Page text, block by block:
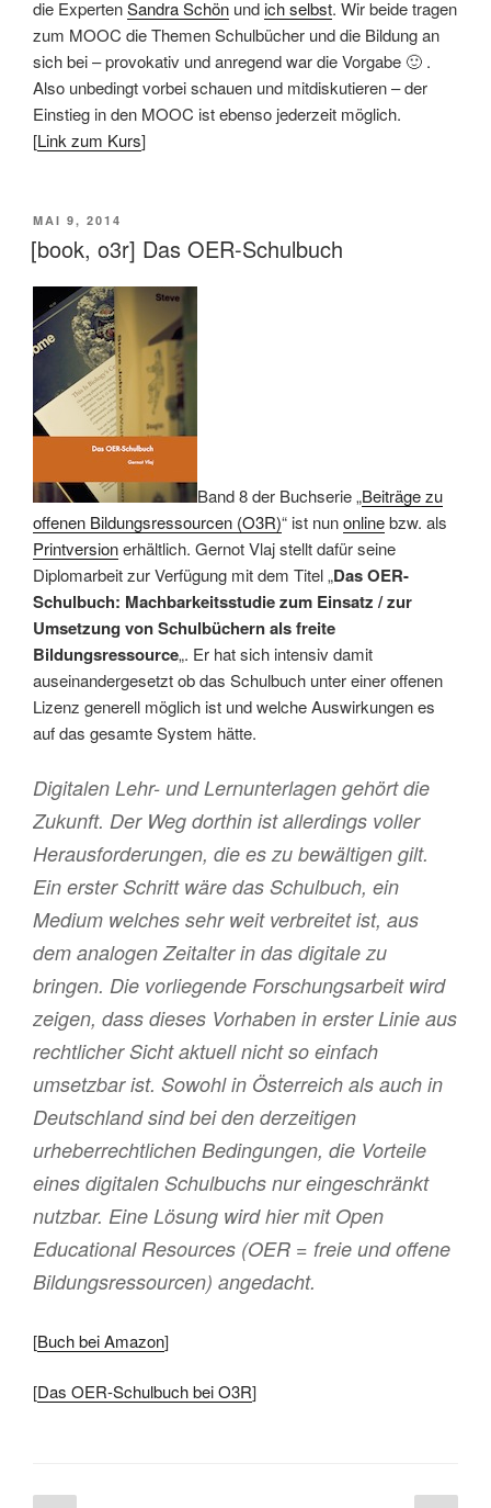
die ExpertenSandra Schön undich selbst. Wir beide tragen
zum MOOC die Themen Schulbücher und die Bildung an
sich bei – provokativ und anregend war die Vorgabe 🙂 .
Also unbedingt vorbei schauen und mitdiskutieren – der
Einstieg in den MOOC ist ebenso jederzeit möglich.
[Link zum Kurs]
VERÖFFENTLICHT
AM
MAI 9, 2014
[book, o3r] Das OER-Schulbuch
Band 8 der Buchserie „Beiträge zu
offenen Bildungsressourcen (O3R)“ ist nunonlinebzw. als
Printversionerhältlich. Gernot Vlaj stellt dafür seine
Diplomarbeit zur Verfügung mit dem Titel „Das OER-
Schulbuch: Machbarkeitsstudie zum Einsatz / zur
Umsetzung von Schulbüchern als freite
Bildungsressource„. Er hat sich intensiv damit
auseinandergesetzt ob das Schulbuch unter einer offenen
Lizenz generell möglich ist und welche Auswirkungen es
auf das gesamte System hätte.
Digitalen Lehr- und Lernunterlagen gehört die
Zukunft. Der Weg dorthin ist allerdings voller
Herausforderungen, die es zu bewältigen gilt.
Ein erster Schritt wäre das Schulbuch, ein
Medium welches sehr weit verbreitet ist, aus
dem analogen Zeitalter in das digitale zu
bringen. Die vorliegende Forschungsarbeit wird
zeigen, dass dieses Vorhaben in erster Linie aus
rechtlicher Sicht aktuell nicht so einfach
umsetzbar ist. Sowohl in Österreich als auch in
Deutschland sind bei den derzeitigen
urheberrechtlichen Bedingungen, die Vorteile
eines digitalen Schulbuchs nur eingeschränkt
nutzbar. Eine Lösung wird hier mit Open
Educational Resources (OER = freie und offene
Bildungsressourcen) angedacht.
[Buch bei Amazon]
[Das OER-Schulbuch bei O3R]